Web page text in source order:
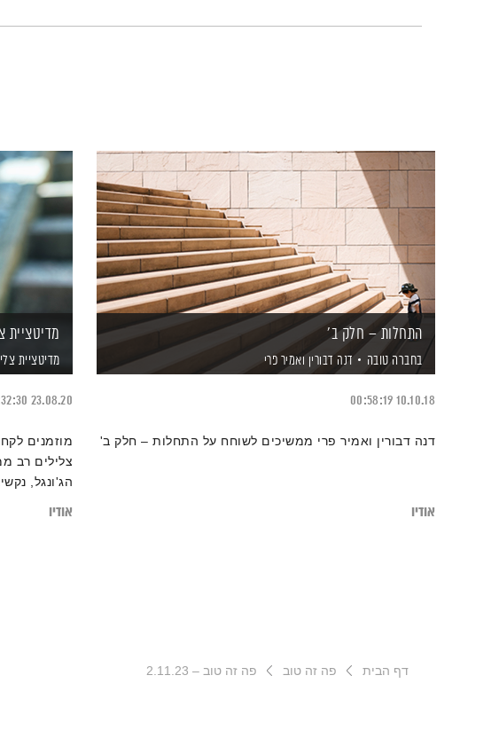
התחלות – חלק ב'
בחברה טובה דנה דבורין ואמיר פרי
10.10.18
00:58:19
דנה דבורין ואמיר פרי ממשיכים לשוחח על התחלות – חלק ב'
אודיו
מדיטציית
מדיטציית
23.08.20
מוזמנים
צלילים רב
הג'ונגל,
אודיו
דף הבית פה זה טוב פה זה טוב – 2.11.23